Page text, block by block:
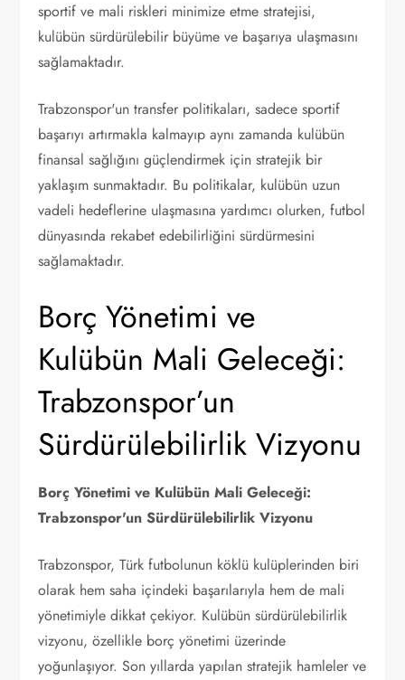
sportif ve mali riskleri minimize etme stratejisi,
kulübün sürdürülebilir büyüme ve başarıya ulaşmasını
sağlamaktadır.
Trabzonspor'un transfer politikaları, sadece sportif
başarıyı artırmakla kalmayıp aynı zamanda kulübün
finansal sağlığını güçlendirmek için stratejik bir
yaklaşım sunmaktadır. Bu politikalar, kulübün uzun
vadeli hedeflerine ulaşmasına yardımcı olurken, futbol
dünyasında rekabet edebilirliğini sürdürmesini
sağlamaktadır.
Borç Yönetimi ve
Kulübün Mali Geleceği:
Trabzonspor’un
Sürdürülebilirlik Vizyonu
Borç Yönetimi ve Kulübün Mali Geleceği:
Trabzonspor'un Sürdürülebilirlik Vizyonu
Trabzonspor, Türk futbolunun köklü kulüplerinden biri
olarak hem saha içindeki başarılarıyla hem de mali
yönetimiyle dikkat çekiyor. Kulübün sürdürülebilirlik
vizyonu, özellikle borç yönetimi üzerinde
yoğunlaşıyor. Son yıllarda yapılan stratejik hamleler ve